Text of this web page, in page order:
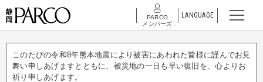
PARCO
メンバーズ
LANGUAGE
このたびの令和8年熊本地震により被害にあわれた皆様に謹んでお見
舞い申しあげますとともに、被災地の一日も早い復旧を、心よりお
祈り申しあげます。